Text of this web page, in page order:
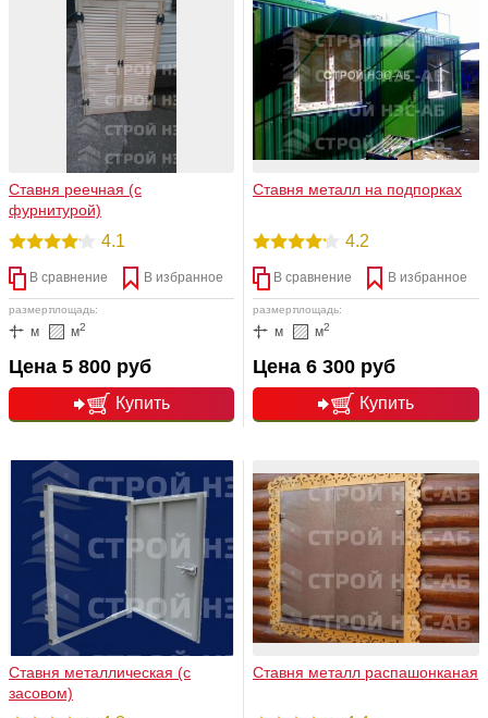
Ставня реечная (с
фурнитурой)
4.1
В сравнение В избранное
размер:
м
площадь:
м2
Купить
Цена 5 800 руб
подробнее
Ставня металл на подпорках
4.2
В сравнение В избранное
размер:
м
площадь:
м2
Купить
Цена 6 300 руб
подробнее
Ставня металлическая (с
засовом)
Ставня металл распашонканая